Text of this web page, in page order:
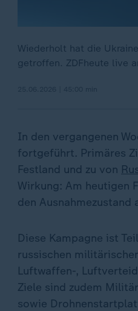
Wiederholt hat die
getroffen. ZDFheute live
In den vergangenen
fortgeführt. Primäres
Festland und zu von
Wirkung: Am heutigen
den Ausnahmezustand
Diese Kampagne ist
russischen
Luftwaffen-,
Ziele sind zudem
sowie